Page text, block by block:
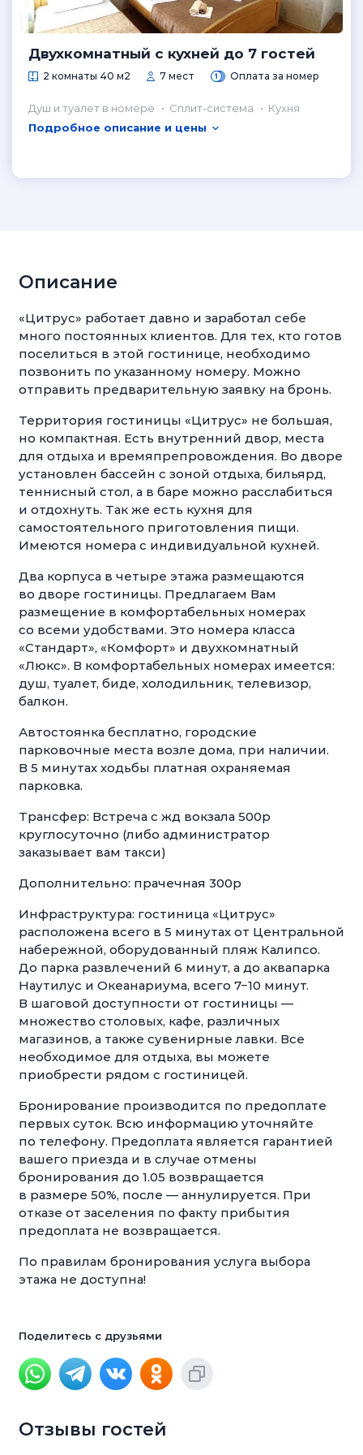
Двухкомнатный с кухней до 7 гостей
2 комнаты 40 м2 7 мест Оплата за номер
Душ и туалет в номере Сплит-система
Кухня
Подробное описание и цены
Описание
«Цитрус» работает давно и заработал себе
много постоянных клиентов. Для тех, кто готов
поселиться в этой гостинице, необходимо
позвонить по указанному номеру. Можно
отправить предварительную заявку на бронь.
Территория гостиницы «Цитрус» не большая,
но компактная. Есть внутренний двор, места
для отдыха и времяпрепровождения. Во дворе
установлен бассейн с зоной отдыха, бильярд,
теннисный стол, а в баре можно расслабиться
и отдохнуть. Так же есть кухня для
самостоятельного приготовления пищи.
Имеются номера с индивидуальной кухней.
Два корпуса в четыре этажа размещаются
во дворе гостиницы. Предлагаем Вам
размещение в комфортабельных номерах
со всеми удобствами. Это номера класса
«Стандарт», «Комфорт» и двухкомнатный
«Люкс». В комфортабельных номерах имеется:
душ, туалет, биде, холодильник, телевизор,
балкон.
Автостоянка бесплатно, городские
парковочные места возле дома, при наличии.
В 5 минутах ходьбы платная охраняемая
парковка.
Трансфер: Встреча с жд вокзала 500р
круглосуточно (либо администратор
заказывает вам такси)
Дополнительно: прачечная 300р
Инфраструктура: гостиница «Цитрус»
расположена всего в 5 минутах от Центральной
набережной, оборудованный пляж Калипсо.
До парка развлечений 6 минут, а до аквапарка
Наутилус и Океанариума, всего 7−10 минут.
В шаговой доступности от гостиницы —
множество столовых, кафе, различных
магазинов, а также сувенирные лавки. Все
необходимое для отдыха, вы можете
приобрести рядом с гостиницей.
Бронирование производится по предоплате
первых суток. Всю информацию уточняйте
по телефону. Предоплата является гарантией
вашего приезда и в случае отмены
бронирования до 1.05 возвращается
в размере 50%, после — аннулируется. При
отказе от заселения по факту прибытия
предоплата не возвращается.
По правилам бронирования услуга выбора
этажа не доступна!
Поделитесь с друзьями
Отзывы гостей